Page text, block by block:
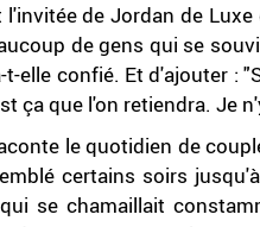
de Jordan de
de gens qui se
elle confié. Et d'ajouter :
ça que l'on retiendra. Je
le quotidien de
certains soirs
se chamaillait